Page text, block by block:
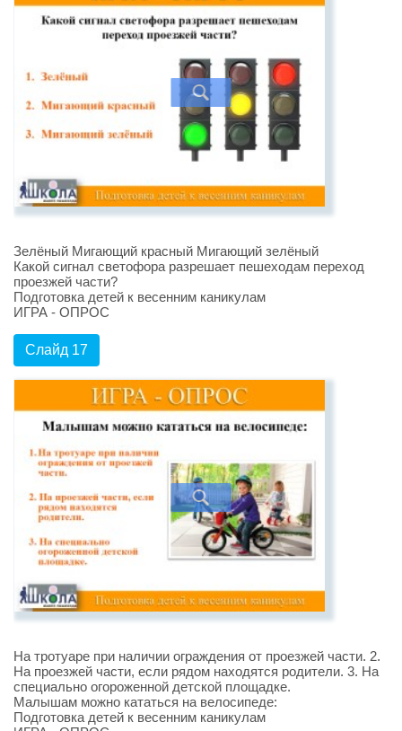
Зелёный Мигающий красный Мигающий зелёный
Какой сигнал светофора разрешает пешеходам переход
проезжей части?
Подготовка детей к весенним каникулам
ИГРА - ОПРОС
Слайд 17
На тротуаре при наличии ограждения от проезжей части. 2.
На проезжей части, если рядом находятся родители. 3. На
специально огороженной детской площадке.
Малышам можно кататься на велосипеде:
Подготовка детей к весенним каникулам